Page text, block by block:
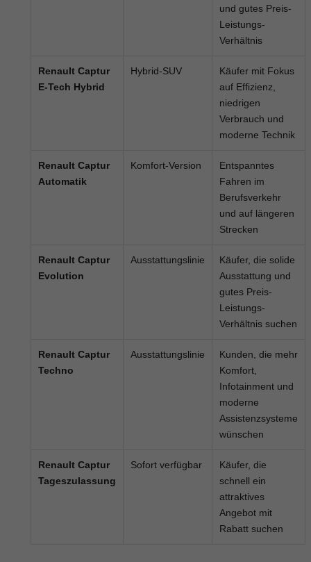
und gutes Preis-
Leistungs-
Verhältnis
Renault Captur
E-Tech Hybrid
Hybrid-SUV
Käufer mit Fokus
auf Effizienz,
niedrigen
Verbrauch und
moderne Technik
Renault Captur
Automatik
Komfort-Version
Entspanntes
Fahren im
Berufsverkehr
und auf längeren
Strecken
Renault Captur
Evolution
Ausstattungslinie
Käufer, die solide
Ausstattung und
gutes Preis-
Leistungs-
Verhältnis suchen
Renault Captur
Techno
Ausstattungslinie
Kunden, die mehr
Komfort,
Infotainment und
moderne
Assistenzsysteme
wünschen
Renault Captur
Tageszulassung
Sofort verfügbar
Käufer, die
schnell ein
attraktives
Angebot mit
Rabatt suchen